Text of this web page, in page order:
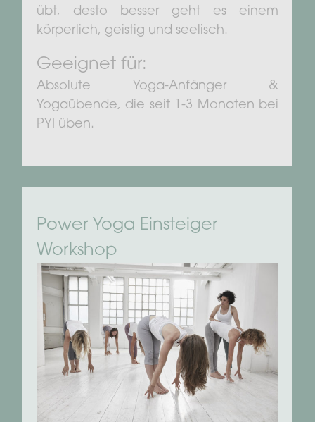
übt, desto besser geht es einem
körperlich, geistig und seelisch.
Geeignet für:
Absolute Yoga-Anfänger &
Yogaübende, die seit 1-3 Monaten bei
PYI üben.
Power Yoga Einsteiger
Workshop